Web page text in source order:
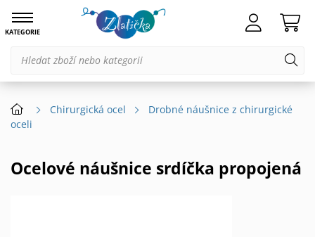
KATEGORIE
Chirurgická ocel
Drobné náušnice z chirurgické
oceli
Ocelové náušnice srdíčka propojená